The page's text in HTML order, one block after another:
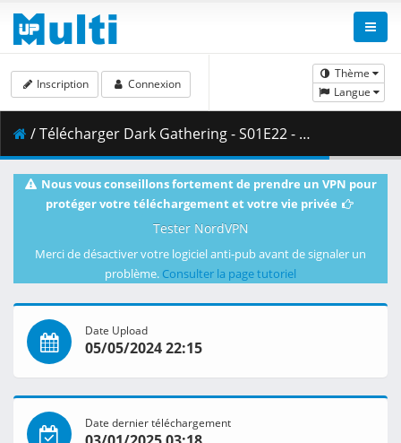
Thème
Langue
Inscription Connexion
/ Télécharger Dark Gathering - S01E22 - DUAL 1080p WEB H.264 -NanDesuKa (HIDIVE).mkv.001 ( 475.10 MB )
Nous vous conseillons fortement de prendre un VPN pour
protéger votre téléchargement et votre vie privée
Tester NordVPN
Merci de désactiver votre logiciel anti-pub avant de signaler un
problème. Consulter la page tutoriel
Date Upload
05/05/2024 22:15
Date dernier téléchargement